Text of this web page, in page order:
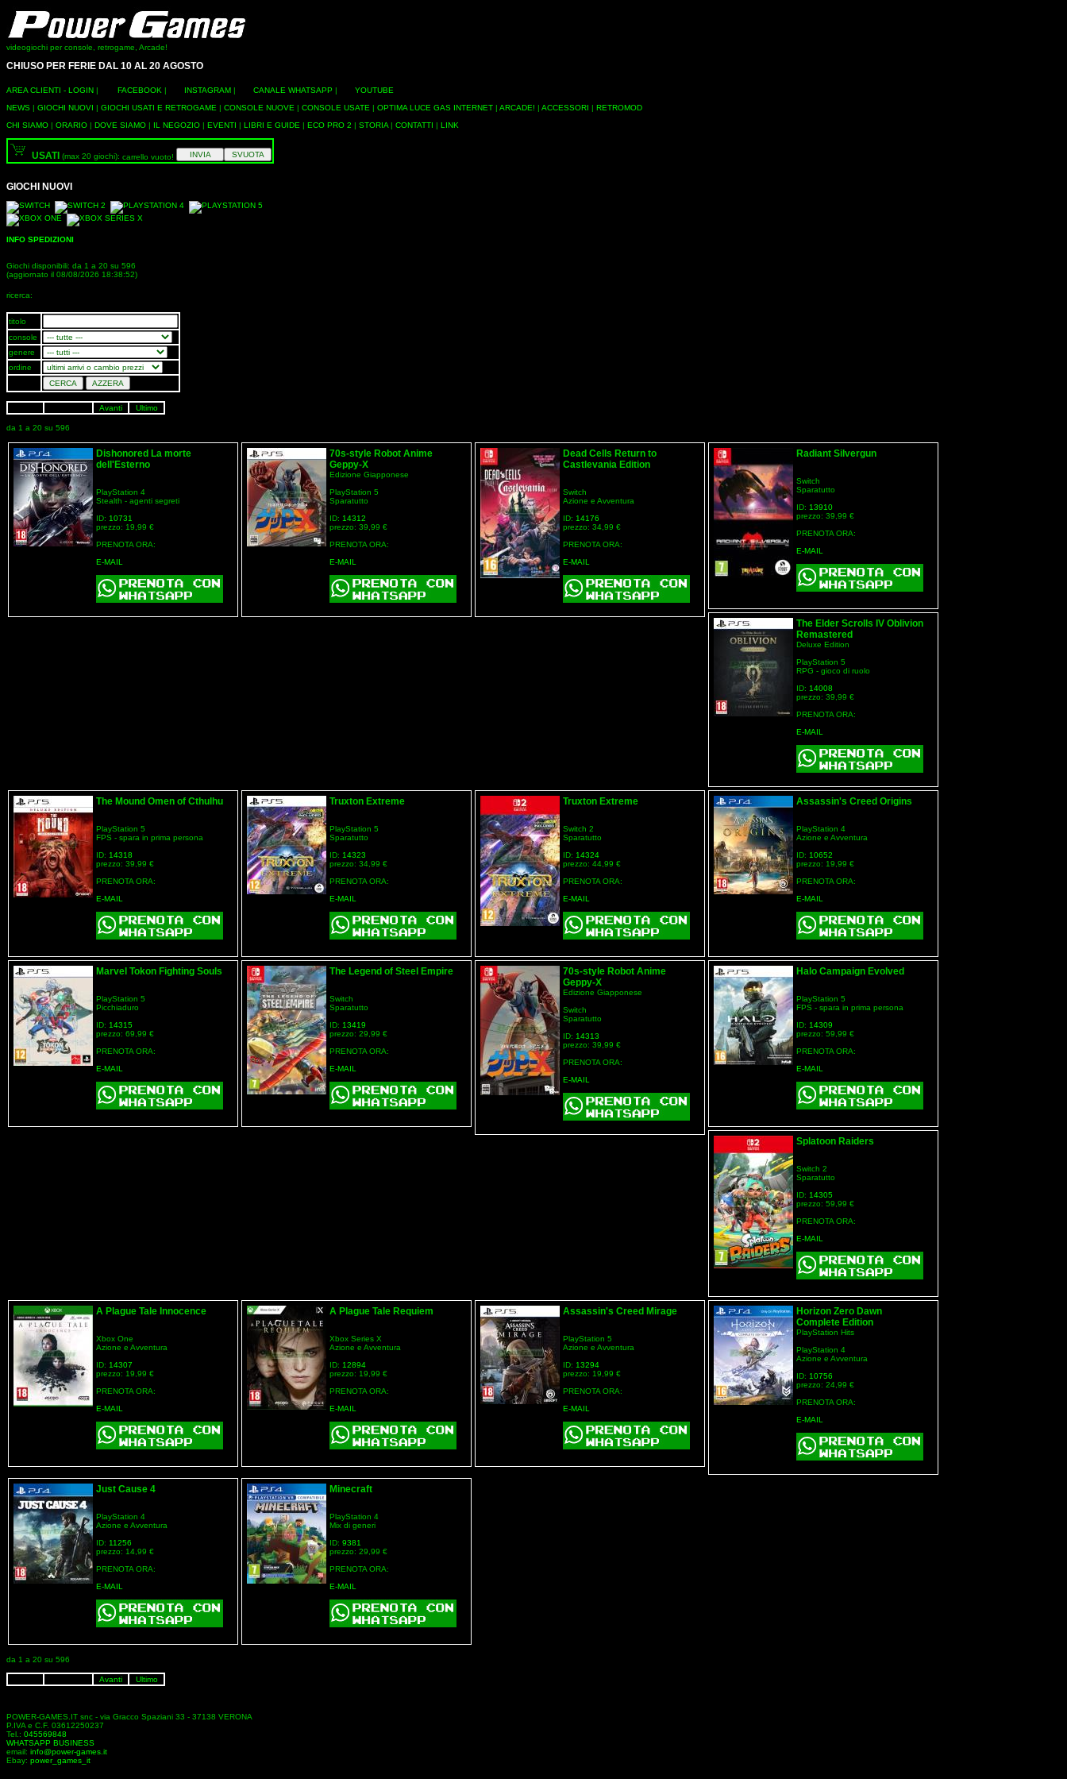
videogiochi per console, retrogame, Arcade!
CHIUSO PER FERIE DAL 10 AL 20 AGOSTO
AREA CLIENTI - LOGIN | FACEBOOK | INSTAGRAM | CANALE WHATSAPP |
YOUTUBE
NEWS | GIOCHI NUOVI | GIOCHI USATI E RETROGAME | CONSOLE NUOVE | CONSOLE USATE | OPTIMA LUCE GAS INTERNET | ARCADE! | ACCESSORI | RETROMOD
CHI SIAMO | ORARIO | DOVE SIAMO | IL NEGOZIO | EVENTI | LIBRI E GUIDE | ECO PRO 2 | STORIA | CONTATTI | LINK
USATI (max 20 giochi): carrello vuoto!
GIOCHI NUOVI
INFO SPEDIZIONI
Giochi disponibili: da 1 a 20 su 596
(aggiornato il 08/08/2026 18:38:52)
ricerca:
titolo
console
genere
ordine
Avanti Ultimo
da 1 a 20 su 596
Dishonored La morte
dell'Esterno
PlayStation 4
Stealth - agenti segreti
ID: 10731
prezzo: 19,99 €
PRENOTA ORA:
E-MAIL
70s-style Robot Anime
Geppy-X
Edizione Giapponese
PlayStation 5
Sparatutto
ID: 14312
prezzo: 39,99 €
PRENOTA ORA:
E-MAIL
Dead Cells Return to
Castlevania Edition
Switch
Azione e Avventura
ID: 14176
prezzo: 34,99 €
PRENOTA ORA:
E-MAIL
Radiant Silvergun
Switch
Sparatutto
ID: 13910
prezzo: 39,99 €
PRENOTA ORA:
E-MAIL
The Elder Scrolls IV Oblivion
Remastered
Deluxe Edition
PlayStation 5
RPG - gioco di ruolo
ID: 14008
prezzo: 39,99 €
PRENOTA ORA:
E-MAIL
The Mound Omen of Cthulhu
PlayStation 5
FPS - spara in prima persona
ID: 14318
prezzo: 39,99 €
PRENOTA ORA:
E-MAIL
Truxton Extreme
PlayStation 5
Sparatutto
ID: 14323
prezzo: 34,99 €
PRENOTA ORA:
E-MAIL
Truxton Extreme
Switch 2
Sparatutto
ID: 14324
prezzo: 44,99 €
PRENOTA ORA:
E-MAIL
Assassin's Creed Origins
PlayStation 4
Azione e Avventura
ID: 10652
prezzo: 19,99 €
PRENOTA ORA:
E-MAIL
Marvel Tokon Fighting Souls
PlayStation 5
Picchiaduro
ID: 14315
prezzo: 69,99 €
PRENOTA ORA:
E-MAIL
The Legend of Steel Empire
Switch
Sparatutto
ID: 13419
prezzo: 29,99 €
PRENOTA ORA:
E-MAIL
70s-style Robot Anime
Geppy-X
Edizione Giapponese
Switch
Sparatutto
ID: 14313
prezzo: 39,99 €
PRENOTA ORA:
E-MAIL
Halo Campaign Evolved
PlayStation 5
FPS - spara in prima persona
ID: 14309
prezzo: 59,99 €
PRENOTA ORA:
E-MAIL
Splatoon Raiders
Switch 2
Sparatutto
ID: 14305
prezzo: 59,99 €
PRENOTA ORA:
E-MAIL
A Plague Tale Innocence
Xbox One
Azione e Avventura
ID: 14307
prezzo: 19,99 €
PRENOTA ORA:
E-MAIL
A Plague Tale Requiem
Xbox Series X
Azione e Avventura
ID: 12894
prezzo: 19,99 €
PRENOTA ORA:
E-MAIL
Assassin's Creed Mirage
PlayStation 5
Azione e Avventura
ID: 13294
prezzo: 19,99 €
PRENOTA ORA:
E-MAIL
Horizon Zero Dawn
Complete Edition
PlayStation Hits
PlayStation 4
Azione e Avventura
ID: 10756
prezzo: 24,99 €
PRENOTA ORA:
E-MAIL
Just Cause 4
PlayStation 4
Azione e Avventura
ID: 11256
prezzo: 14,99 €
PRENOTA ORA:
E-MAIL
Minecraft
PlayStation 4
Mix di generi
ID: 9381
prezzo: 29,99 €
PRENOTA ORA:
E-MAIL
da 1 a 20 su 596
Avanti Ultimo
POWER-GAMES.IT snc - via Gracco Spaziani 33 - 37138 VERONA
P.IVA e C.F. 03612250237
Tel.: 045569848
WHATSAPP BUSINESS
email: info@power-games.it
Ebay: power_games_it